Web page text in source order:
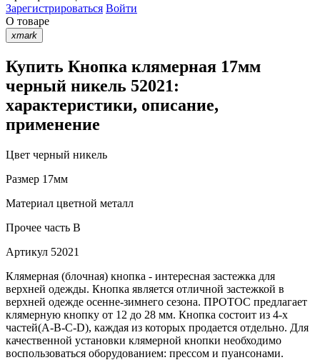
Зарегистрироваться Войти
О товаре
xmark
Купить Кнопка клямерная 17мм
черный никель 52021:
характеристики, описание,
применение
Цвет черный никель
Размер 17мм
Материал цветной металл
Прочее часть B
Артикул 52021
Клямерная (блочная) кнопка - интересная застежка для
верхней одежды. Кнопка является отличной застежкой в
верхней одежде осенне-зимнего сезона. ПРОТОС предлагает
клямерную кнопку от 12 до 28 мм. Кнопка состоит из 4-х
частей(А-В-С-D), каждая из которых продается отдельно. Для
качественной установки клямерной кнопки необходимо
воспользоваться оборудованием: прессом и пуансонами.